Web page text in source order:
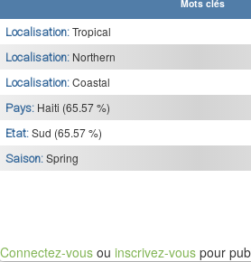
Mots clés
Localisation: Tropical
Localisation: Northern
Localisation: Coastal
Pays: Haiti (65.57 %)
Etat: Sud (65.57 %)
Saison: Spring
Connectez-vous ou inscrivez-vous pour